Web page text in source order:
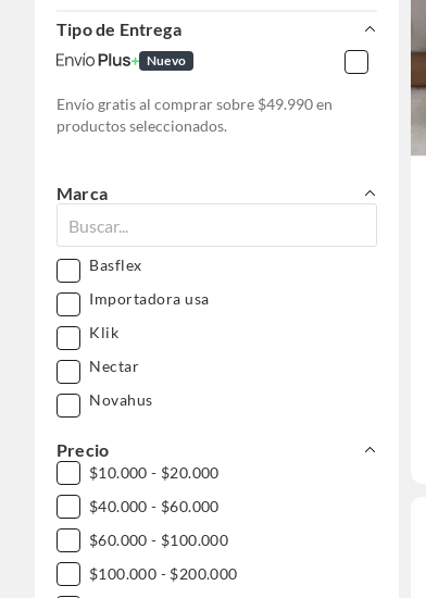
Tipo de Entrega
Nuevo
Envío gratis al comprar sobre $49.990 en
productos seleccionados.
Marca
Basflex
Importadora usa
Klik
Nectar
Novahus
Precio
$10.000 - $20.000
$40.000 - $60.000
$60.000 - $100.000
$100.000 - $200.000